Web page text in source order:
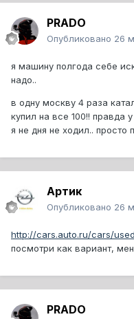
PRADO
Опубликовано 26
я машину полгода себе
надо..
в одну москву 4 раза
купил на все 100!! правда
я не дня не ходил.. просто
Артик
Опубликовано 26
http://cars.auto.ru/cars/
посмотри как вариант,
PRADO